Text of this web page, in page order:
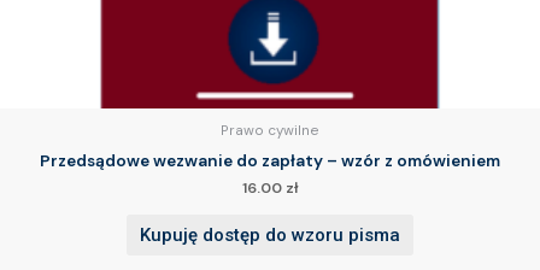
Prawo cywilne
Przedsądowe wezwanie do zapłaty – wzór z omówieniem
16.00 zł
Kupuję dostęp do wzoru pisma